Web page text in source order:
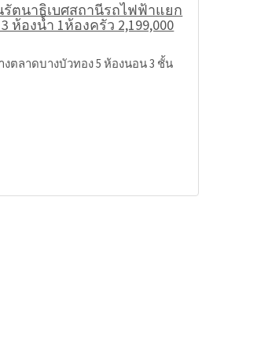
ตนาธิเบศสถานีรถไฟฟ้าแยก
องน้ำ 1ห้องครัว 2,199,000
ตลาดบางบัวทอง 5 ห้องนอน 3 ชั้น